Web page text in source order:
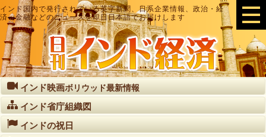
インド国内で発行されている英字新聞、日系企業情報、政治・経
済・金融などのニュースを即日日本語でお届けします
インド映画ボリウッド最新情報
インド省庁組織図
インドの祝日